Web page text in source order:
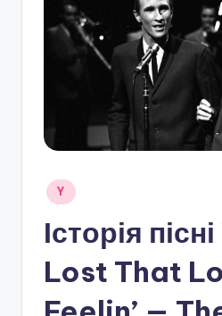
Опубліковано
Y
Історія
Lost That